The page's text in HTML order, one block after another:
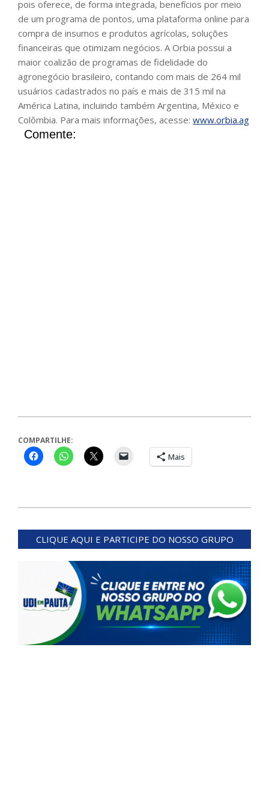
pois oferece, de forma integrada, benefícios por meio
de um programa de pontos, uma plataforma online para
compra de insumos e produtos agrícolas, soluções
financeiras que otimizam negócios. A Orbia possui a
maior coalizão de programas de fidelidade do
agronegócio brasileiro, contando com mais de 264 mil
usuários cadastrados no país e mais de 315 mil na
América Latina, incluindo também Argentina, México e
Colômbia. Para mais informações, acesse: www.orbia.ag
Comente:
COMPARTILHE:
Mais
04-
CLIQUE AQUI E PARTICIPE DO NOSSO GRUPO